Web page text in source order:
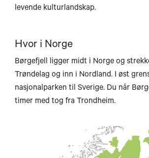
levende kulturlandskap.
Hvor i Norge
Børgefjell ligger midt i Norge og
Trøndelag og inn i Nordland. I øst
nasjonalparken til Sverige. Du når
timer med tog fra Trondheim.